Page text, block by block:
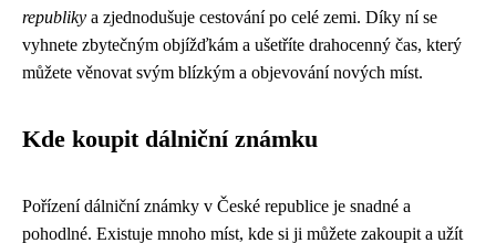
republiky a zjednodušuje cestování po celé zemi. Díky ní se
vyhnete zbytečným objížďkám a ušetříte drahocenný čas, který
můžete věnovat svým blízkým a objevování nových míst.
Kde koupit dálniční známku
Pořízení dálniční známky v České republice je snadné a
pohodlné. Existuje mnoho míst, kde si ji můžete zakoupit a užít